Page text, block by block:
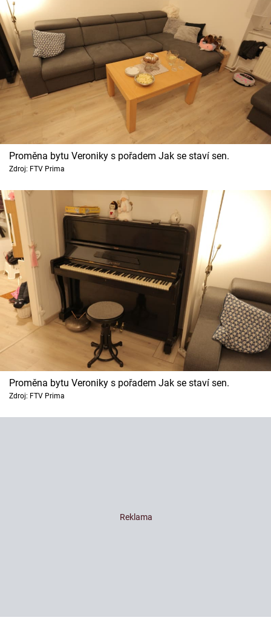
Proměna bytu Veroniky s pořadem Jak se staví sen.
Zdroj: FTV Prima
Proměna bytu Veroniky s pořadem Jak se staví sen.
Zdroj: FTV Prima